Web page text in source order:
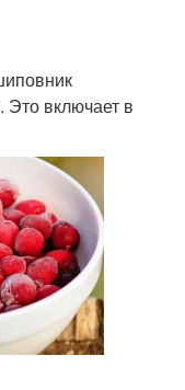
Это включает в